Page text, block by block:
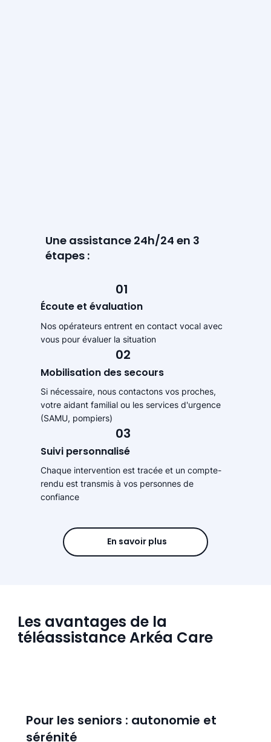
Les avantages de la
téléassistance Arkéa Care
Pour les seniors : autonomie et
sérénité
Une assistance 24h/24 en 3
étapes :
01
Écoute et évaluation
Nos opérateurs entrent en contact vocal avec
vous pour évaluer la situation
02
Mobilisation des secours
Si nécessaire, nous contactons vos proches,
votre aidant familial ou les services d'urgence
(SAMU, pompiers)
03
Suivi personnalisé
Chaque intervention est tracée et un compte-
rendu est transmis à vos personnes de
confiance
En savoir plus